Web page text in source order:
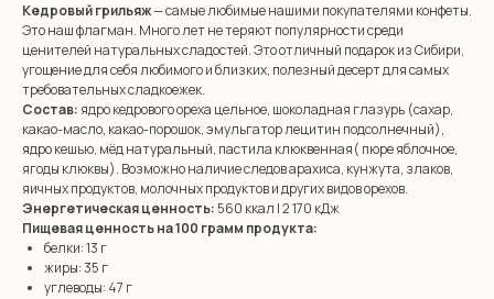
Кедровый грильяж— самые любимые нашими покупателями конфеты.
Это наш флагман. Много лет не теряют популярности среди
ценителей натуральных сладостей. Это отличный подарок из Сибири,
угощение для себя любимого и близких, полезный десерт для самых
требовательных сладкоежек.
Состав: ядро кедрового ореха цельное, шоколадная глазурь (сахар,
какао-масло, какао-порошок, эмульгатор лецитин подсолнечный),
ядро кешью, мёд натуральный, пастила клюквенная( пюре яблочное,
ягоды клюквы). Возможно наличие следов арахиса, кунжута, злаков,
яичных продуктов, молочных продуктов и других видов орехов.
Энергетическая ценность: 560 ккал | 2 170 кДж
Пищевая ценность на 100 грамм продукта:
белки: 13 г
жиры: 35 г
углеводы: 47 г